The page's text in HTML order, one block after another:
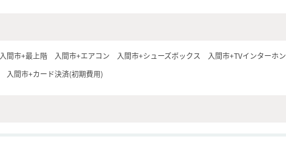
入間市+最上階 入間市+エアコン 入間市+シューズボックス
入間市+TVインターホン
入間市+カード決済(初期費用)